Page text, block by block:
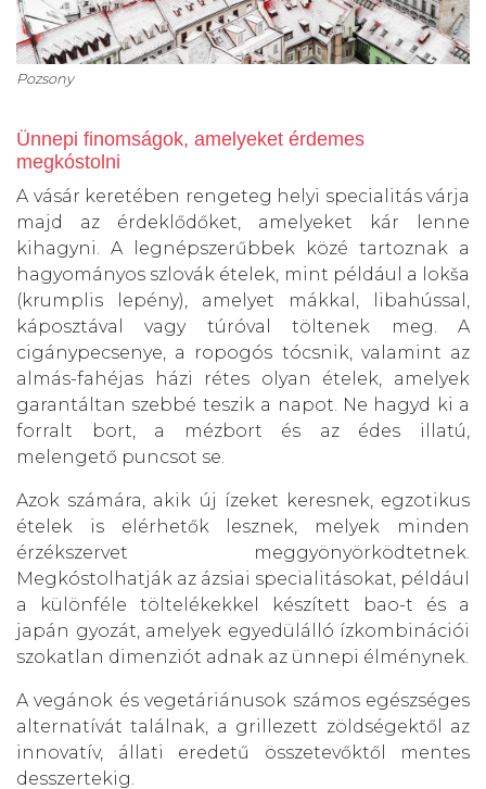
Pozsony
Ünnepi finomságok, amelyeket érdemes
megkóstolni
A vásár keretében rengeteg helyi specialitás várja
majd az érdeklődőket, amelyeket kár lenne
kihagyni. A legnépszerűbbek közé tartoznak a
hagyományos szlovák ételek, mint például a lokša
(krumplis lepény), amelyet mákkal, libahússal,
káposztával vagy túróval töltenek meg. A
cigánypecsenye, a ropogós tócsnik, valamint az
almás-fahéjas házi rétes olyan ételek, amelyek
garantáltan szebbé teszik a napot. Ne hagyd ki a
forralt bort, a mézbort és az édes illatú,
melengető puncsot se.
Azok számára, akik új ízeket keresnek, egzotikus
ételek is elérhetők lesznek, melyek minden
érzékszervet meggyönyörködtetnek.
Megkóstolhatják az ázsiai specialitásokat, például
a különféle töltelékekkel készített bao-t és a
japán gyozát, amelyek egyedülálló ízkombinációi
szokatlan dimenziót adnak az ünnepi élménynek.
A vegánok és vegetáriánusok számos egészséges
alternatívát találnak, a grillezett zöldségektől az
innovatív, állati eredetű összetevőktől mentes
desszertekig.